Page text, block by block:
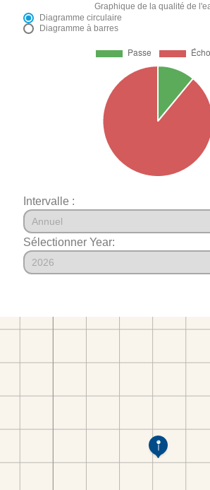
Graphique de la qualité de
Diagramme circulaire
Diagramme à barres
Intervalle :
Sélectionner Year: